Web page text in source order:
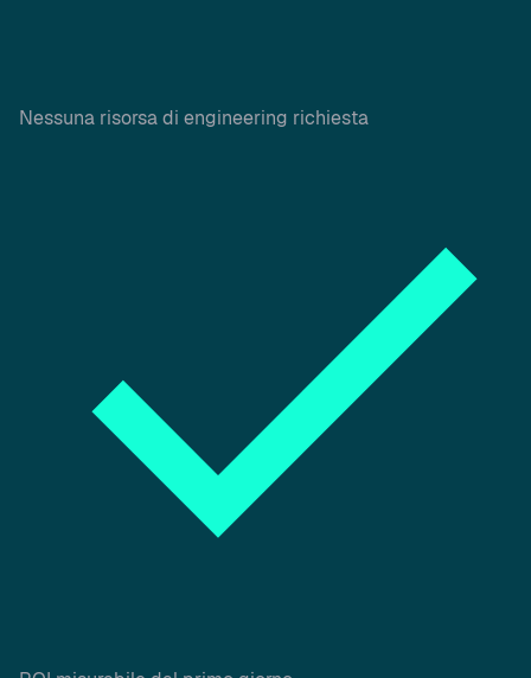
Nessuna risorsa di engineering richiesta